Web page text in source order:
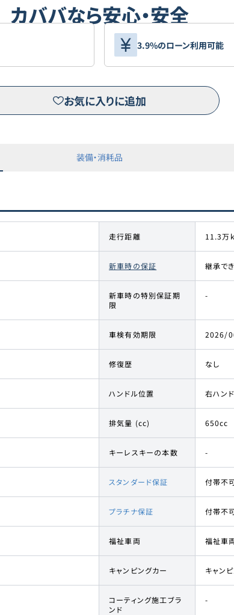
カババなら安心・安全
3.9%のローン利用可能
お気に入りに追加
装備・消耗品
走行距離 11.3万
新車時の保証 継承で
新車時の特別保証期
限
-
車検有効期限 2026/
修復歴 なし
ハンドル位置 右ハン
排気量 (cc) 650cc
キーレスキーの本数 -
スタンダード保証 付帯不
プラチナ保証 付帯不
福祉車両 福祉車
キャンピングカー キャン
コーティング施工ブラ
ンド
-